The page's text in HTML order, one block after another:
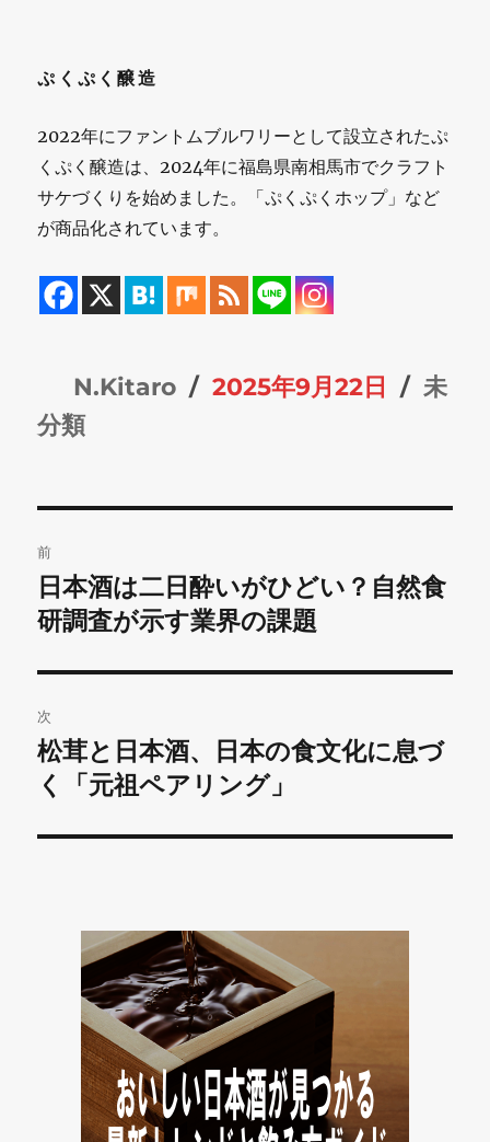
ぷくぷく醸造
2022年にファントムブルワリーとして設立されたぷ
くぷく醸造は、2024年に福島県南相馬市でクラフト
サケづくりを始めました。「ぷくぷくホップ」など
が商品化されています。
投
稿
N.Kitaro
投
2025年9月22日
カ
リ
未
分類
稿
ナ
ビ
ゲ
ー
シ
前
前
の
稿:
日本酒は二日酔いがひどい？自然食
研調査が示す業界の課題
次
次
の
稿:
松茸と日本酒、日本の食文化に息づ
く「元祖ペアリング」